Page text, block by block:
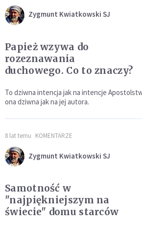
Zygmunt Kwiatkowski SJ
Papież wzywa do
rozeznawania
duchowego. Co to znaczy?
To dziwna intencja jak na intencje
ona dziwna jak na jej autora.
8 lat temu KOMENTARZE
Zygmunt Kwiatkowski SJ
Samotność w
"najpiękniejszym na
świecie" domu starców